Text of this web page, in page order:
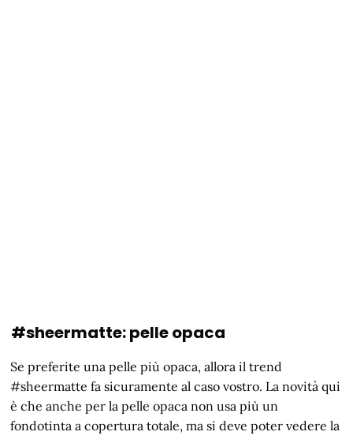
#sheermatte: pelle opaca
Se preferite una pelle più opaca, allora il trend
#sheermatte fa sicuramente al caso vostro. La novità qui
è che anche per la pelle opaca non usa più un
fondotinta a copertura totale, ma si deve poter vedere la